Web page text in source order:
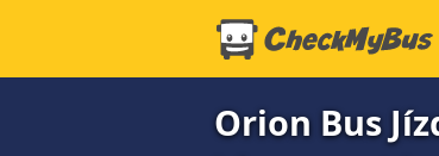
Orion Bus